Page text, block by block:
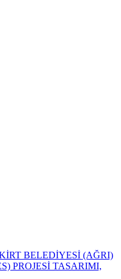
BELEDİYESİ (AĞRI)
PROJESİ TASARIMI,